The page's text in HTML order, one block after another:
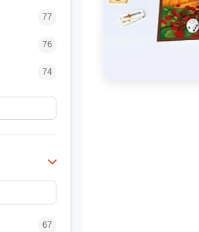
77
76
74
60
28
67